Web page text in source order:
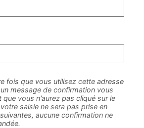
fois que vous utilisez cette adresse
message de confirmation vous
que vous n'aurez pas cliqué sur le
saisie ne sera pas prise en
aucune confirmation ne